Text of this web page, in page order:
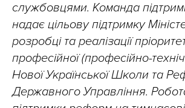
службовцями. Команда
надає цільову підтримку
розробці та реалізації
професійної (професійно-
Нової Української Школи та
Державного Управління.